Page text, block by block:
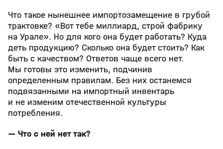
Что такое нынешнее импортозамещение в грубой
трактовке? «Вот тебе миллиард, строй фабрику
на Урале». Но для кого она будет работать? Куда
деть продукцию? Сколько она будет стоить? Как
быть с качеством? Ответов чаще всего нет.
Мы готовы это изменить, подчинив
определенным правилам. Без них останемся
подвязанными на импортный инвентарь
и не изменим отечественной культуры
потребления.
— Что с ней нет так?